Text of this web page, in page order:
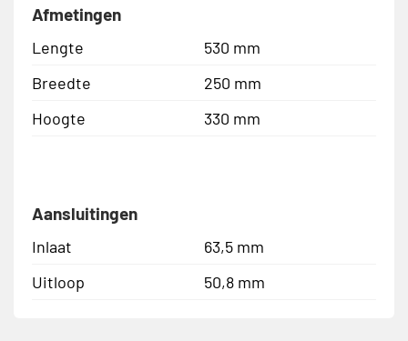
Afmetingen
Lengte
530 mm
Breedte
250 mm
Hoogte
330 mm
Aansluitingen
Inlaat
63,5 mm
Uitloop
50,8 mm